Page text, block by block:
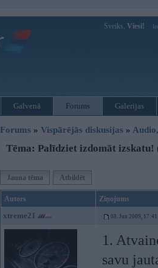
Sveiks, Viesi!
Galvenā Forums Galerijas
Forums » Vispārējās diskusijas »
Tēma: Palīdziet izdomāt izskatu!
Jauna tēma Atbildēt
Autors Ziņojums
xtreme21 08. Jun 2009, 17:41
1.
savu